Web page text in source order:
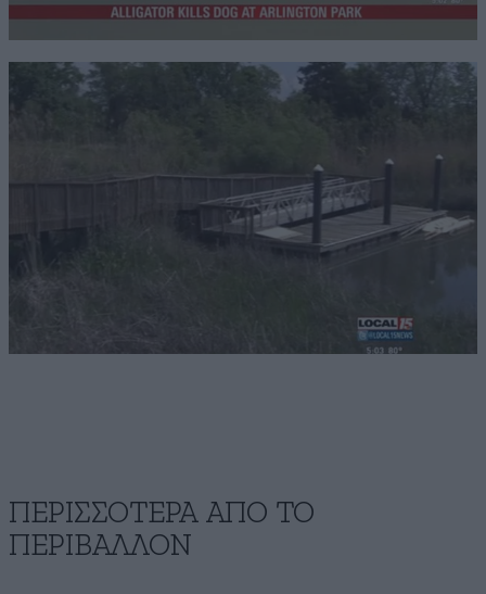
ΠΕΡΙΣΣΟΤΕΡΑ ΑΠΟ ΤΟ
ΠΕΡΙΒΑΛΛΟΝ